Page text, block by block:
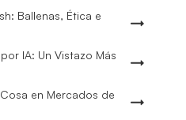
Ballenas, Ética e
IA: Un Vistazo Más
en Mercados de